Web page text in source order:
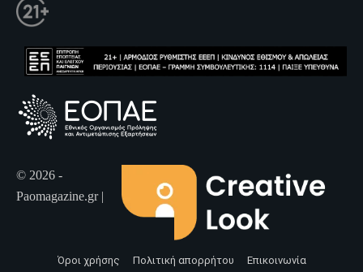
© 2026 -
Paomagazine.gr |
Όροι χρήσης Πολιτική απορρήτου Επικοινωνία